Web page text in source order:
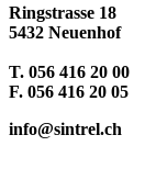
Ringstrasse 18
5432 Neuenhof
T. 056 416 20 00
F. 056 416 20 05
info@sintrel.ch